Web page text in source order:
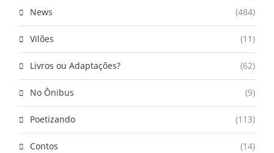
News (484)
Vilões (11)
Livros ou Adaptações? (62)
No Ônibus (9)
Poetizando (113)
Contos (14)